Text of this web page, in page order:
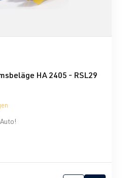
von 0 von 5 Sternen
HA 2405 - RSL29